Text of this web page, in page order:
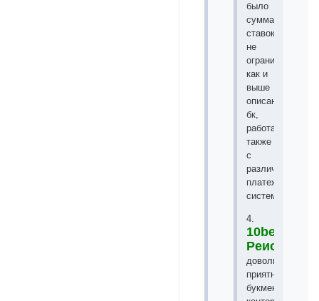
было
сумма
ставок
не
ограничена
как и
выше
описанных
бк,
работает
также
с
различными
платежными
системами.
4.
10bet.com
довольно
приятная
букмекерская